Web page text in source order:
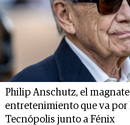
Philip Anschutz, el
entretenimiento que va por
Tecnópolis junto a Fénix